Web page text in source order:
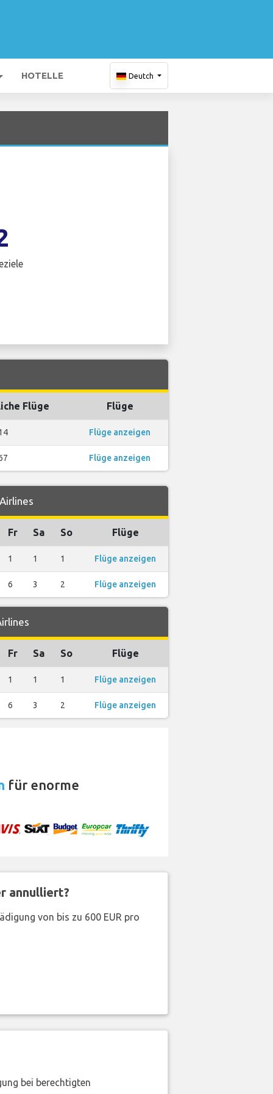
HOTELLE Deutch
Flüge Flüge
Flüge anzeigen
Flüge anzeigen
Fr Sa So Flüge
1 1 1 Flüge anzeigen
6 3 2 Flüge anzeigen
Fr Sa So Flüge
1 1 1 Flüge anzeigen
6 3 2 Flüge anzeigen
für enorme
annulliert?
von bis zu 600 EUR pro
bei berechtigten